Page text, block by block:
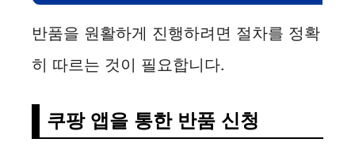
반품을 원활하게 진행하려면 절차를 정확
히 따르는 것이 필요합니다.
쿠팡 앱을 통한 반품 신청